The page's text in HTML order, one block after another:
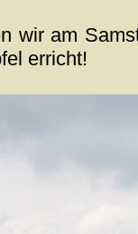
wir am
erricht!